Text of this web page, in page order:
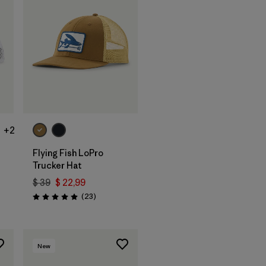
+2
Flying Fish LoPro
Trucker Hat
$ 39 $ 22,99
Valoración: 5.0 / 5
(23Comentarios
)
New